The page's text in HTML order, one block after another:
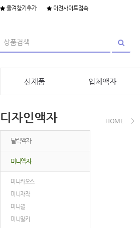
즐겨찾기추가 이전사이트접속
신제품 입체액자
디자인액자
달력액자
미니액자
미니카오스
미니자작
미니쉘
미니밀키
HOME